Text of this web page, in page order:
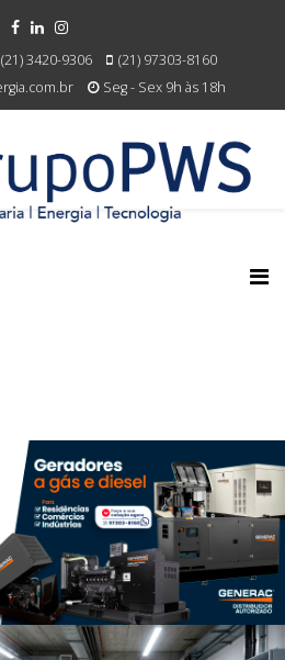
3420-9306
(21) 97303-8160
Seg - Sex 9h às 18h